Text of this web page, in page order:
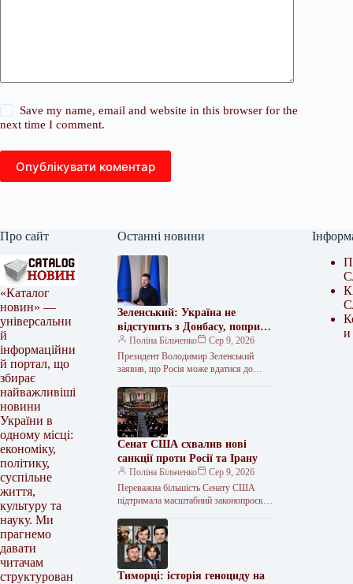
Save my name, email and website in this browser for the
next time I comment.
Опублікувати коментар
Про сайт
«Каталог
новин» —
універсальни
й
інформаційни
й портал, що
збирає
найважливіші
новини
України в
одному місці:
економіку,
політику,
суспільне
життя,
культуру та
науку. Ми
прагнемо
давати
читачам
структурован
Останні новини
Зеленський: Україна не
відступить з Донбасу, попри
плани РФ щодо мобілізації
Поліна Більченко
Сер 9, 2026
Президент Володимир Зеленський
заявив, що Росія може вдатися до
залякування. За його словами, Кремль
також…
Сенат США схвалив нові
санкції проти Росії та Ірану
Поліна Більченко
Сер 9, 2026
Переважна більшість Сенату США
підтримала масштабний законопроєкт
розроблений покійним сенатором
Ліндсі Гремом, тепер має розглянути
Тиморці: історія геноциду на
и